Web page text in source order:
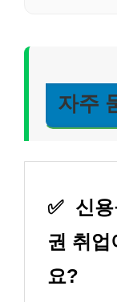
자주
✅ 신
권 취업
요?